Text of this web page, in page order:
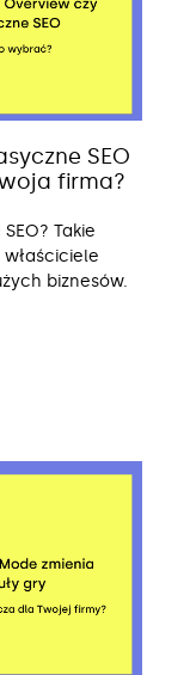
SEO
firma?
Takie
biznesów.